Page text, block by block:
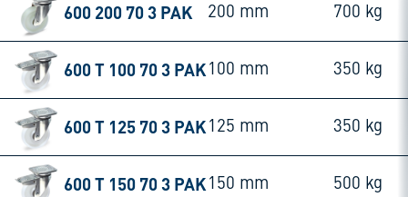
600 200 70 3 PAK 200 mm 700 kg
600 T 100 70 3 PAK 100 mm 350 kg
600 T 125 70 3 PAK 125 mm 350 kg
600 T 150 70 3 PAK 150 mm 500 kg